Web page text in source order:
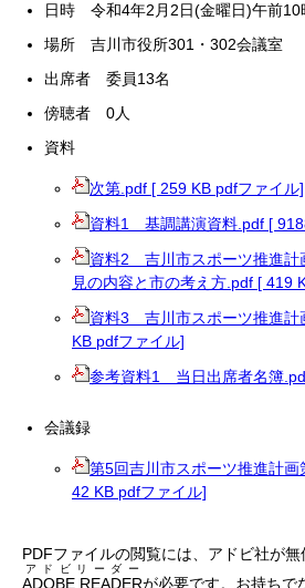
日時 令和4年2月2日(金曜日)午前10
場所 吉川市役所301・302会議室
出席者 委員13名
傍聴者 0人
資料
次第.pdf [ 259 KB pdfファイル]
資料1 基調講演資料.pdf [
資料2 吉川市スポーツ推進計
見の内容と市の考え方.pdf [ 419
資料3 吉川市スポーツ推進計
KB pdfファイル]
参考資料1 当日出席者名簿
会議録
第5回吉川市スポーツ推進計
42 KB pdfファイル]
PDFファイルの閲覧には、アドビ社が
ADOBE READER
アドビリーダー
が必要です。お持ちで